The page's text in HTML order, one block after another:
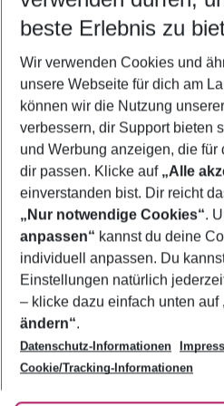
5-8
2 Erwachsene Keine Kinder
Mehr Filter
Footer
Footer navigation
Über uns
AGB
Bestpreisgarantie
Cookie-Einstellungen ändern
Cookie-Richtlinie
Agenturbetreuung
Barrierefreies Reisen
Folge uns
beste Erlebnis zu
Wir verwenden Cookies und
unsere Webseite für dich am
können wir die Nutzung
verbessern, dir Support bieten
und Werbung anzeigen, die für
dir passen. Klicke auf „Alle
einverstanden bist. Dir reicht
„Nur notwendige Cookies“.
anpassen“ kannst du deine
individuell anpassen. Du
Einstellungen natürlich
– klicke dazu einfach unten auf
ändern“.
Datenschutz-Informationen
Cookie/Tracking-Informationen